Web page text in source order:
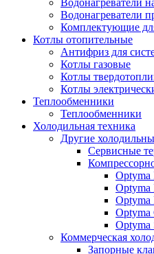
Водонагреватели
Водонагреватели
Комплектующие
Котлы отопительные
Антифриз для
Котлы газовые
Котлы
Котлы
Теплообменники
Теплообменники
Холодильная техника
Другие
Сервисные
Optyma
Optyma
Optyma
Optyma
Optyma
Коммерческая
Запорные